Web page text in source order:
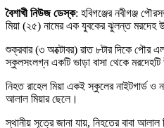
বৈশাখী নিউজ ডেস্ক: হবিগঞ্জের নবীগঞ্জ
মিয়া (২৫) নামের এক যুবকের ঝুলন্ত মরদেহ
শুক্রবার (৩ অক্টোবর) রাত ৮টার দিকে পৌর
স্কুলসংলগ্ন একটি ভাড়া বাসা থেকে
নিহত রাহেল মিয়া একই স্কুলের নাইটগার্ড ও
আলাল মিয়ার ছেলে।
স্থানীয় সূত্রে জানা যায়, নিহতের বাবা আলাল